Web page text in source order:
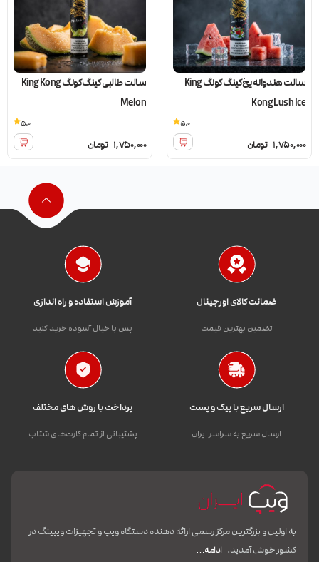
سالت هندوانه یخ کینگ کونگ King
Kong Lush Ice
1,750,000 تومان
5.0
سالت طالبی کینگ کونگ King Kong
Melon
1,750,000 تومان
5.0
ضمانت کالای اورجینال
تضمین بهترین قیمت
آموزش استفاده و راه اندازی
پس با خیال آسوده خرید کنید
ارسال سریع با پیک و پست
ارسال سریع به سراسر ایران
پرداخت با روش های مختلف
پشتیبانی از تمام کارت‌های شتاب
به اولین و بزرگترین مرکز رسمی ارائه دهنده دستگاه ویپ و تجهیزات ویپینگ در
کشور خوش آمدید. ادامه…